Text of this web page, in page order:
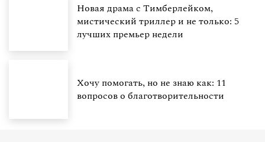
Новая драма с Тимберлейком,
мистический триллер и не только: 5
лучших премьер недели
Хочу помогать, но не знаю как: 11
вопросов о благотворительности